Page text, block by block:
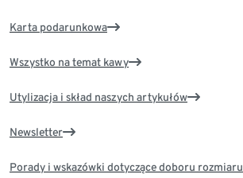
Karta podarunkowa
Wszystko na temat kawy
Utylizacja i skład naszych artykułów
Newsletter
Porady i wskazówki dotyczące doboru rozmiaru